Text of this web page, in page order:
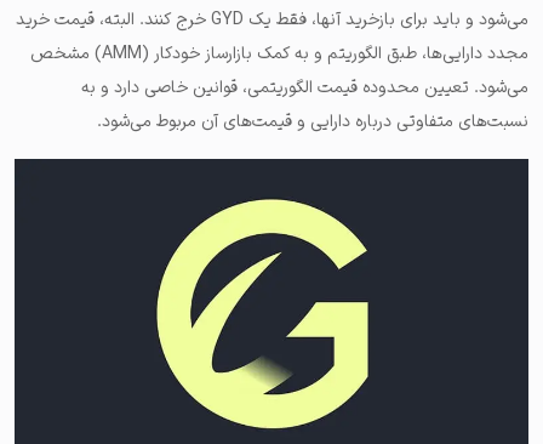
می‌شود و باید برای بازخرید آنها، فقط یک GYD خرج کنند. البته، قیمت خرید
مجدد دارایی‌ها، طبق الگوریتم و به کمک بازارساز خودکار (AMM) مشخص
می‌شود. تعیین محدوده قیمت الگوریتمی، قوانین خاصی دارد و به
نسبت‌های متفاوتی درباره دارایی و قیمت‌های آن مربوط می‌شود.